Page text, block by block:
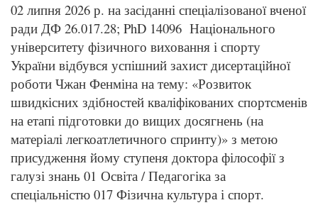
02 липня 2026 р. на засіданні спеціалізованої вченої
ради ДФ 26.017.28; PhD 14096 Національного
університету фізичного виховання і спорту
України відбувся успішний захист дисертаційної
роботи Чжан Фенміна на тему: «Розвиток
швидкісних здібностей кваліфікованих спортсменів
на етапі підготовки до вищих досягнень (на
матеріалі легкоатлетичного спринту)» з метою
присудження йому ступеня доктора філософії з
галузі знань 01 Освіта / Педагогіка за
спеціальністю 017 Фізична культура і спорт.